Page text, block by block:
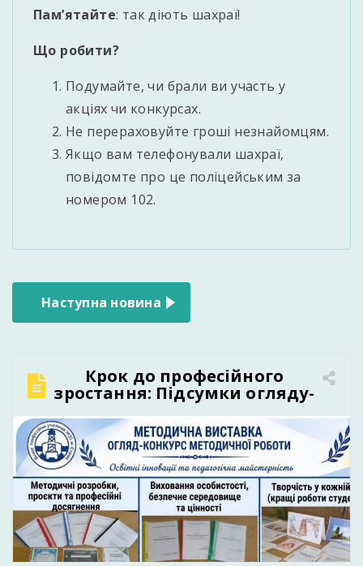
Пам’ятайте: так діють шахраї!
Що робити?
Подумайте, чи брали ви участь у
акціях чи конкурсах.
Не перераховуйте гроші незнайомцям.
Якщо вам телефонували шахраї,
повідомте про це поліцейським за
номером 102.
Навігація
записів
Наступна новина
Крок до професійного
зростання: Підсумки огляду-
конкурсу методичної роботи
в нашому училищі